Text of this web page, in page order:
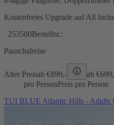
Kostenfreies Upgrade auf All
253500Bestellnr.:
Pauschalreise
Alter Preisab €899,- ab €
pro PersonPreis pro Person
TUI BLUE Atlantic Hills - Adults